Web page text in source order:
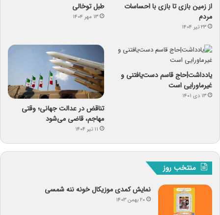
از زمین بازی تا بازی با احساسات
مردم
۲۳ تیر ۱۴۰۴
طبل توخالی
۱۳ مهر ۱۴۰۴
یادداشت|حاج قاسم دست‌یافتنی و
غیرماورایی است
۱۳ دی ۱۴۰۱
تناقض در عدالت جهانی؛ وقتی
مهاجم، قاضی می‌شود
۱۱ تیر ۱۴۰۴
منتخب روز
نمایش کمدی موزیکال خونه ننه شمسی
۲۰ بهمن ۱۴۰۳